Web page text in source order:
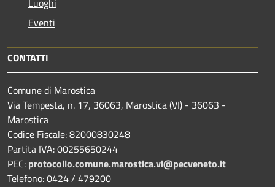
Luoghi
Eventi
CONTATTI
Comune di Marostica
Via Tempesta, n. 17, 36063, Marostica (VI) - 36063 -
Marostica
Codice Fiscale: 82000830248
Partita IVA: 00255650244
PEC: protocollo.comune.marostica.vi@pecveneto.it
Telefono: 0424 / 479200